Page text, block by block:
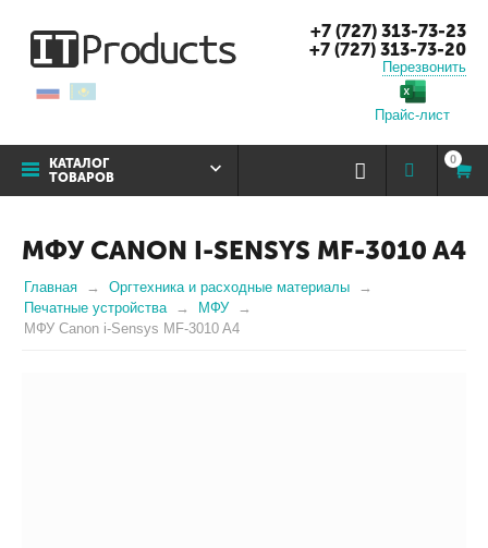
+7 (727) 313-73-23
+7 (727) 313-73-20
Перезвонить
Прайс-лист
КАТАЛОГ
ТОВАРОВ
0
МФУ CANON I-SENSYS MF-3010 A4
Главная
Оргтехника и расходные материалы
Печатные устройства
МФУ
МФУ Canon i-Sensys MF-3010 A4